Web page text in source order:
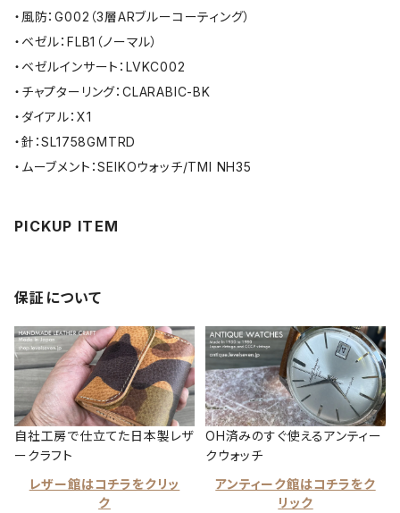
・風防：G002（3層ARブルーコーティング）
・ベゼル：FLB1（ノーマル）
・ベゼルインサート：LVKC002
・チャプターリング：CLARABIC-BK
・ダイアル：X1
・針：SL1758GMTRD
・ムーブメント：SEIKOウォッチ/TMI NH35
PICKUP ITEM
保証について
自社工房で仕立てた日本製レザ
ークラフト
レザー館はコチラをクリッ
ク
OH済みのすぐ使えるアンティー
クウォッチ
アンティーク館はコチラをク
リック